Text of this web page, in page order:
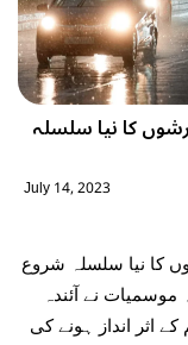
کا نیا سلسلہ
July 14, 2023
کا نیا سلسلہ شروع
نے آئندہ
اثر انداز ہونے کی